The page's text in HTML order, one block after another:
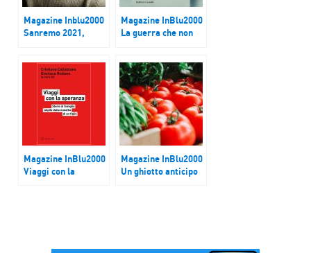
Magazine Inblu2000
Sanremo 2021,
sparo”
Magazine InBlu2000
La guerra che non
Magazine InBlu2000
Viaggi con la
Magazine InBlu2000
Un ghiotto anticipo